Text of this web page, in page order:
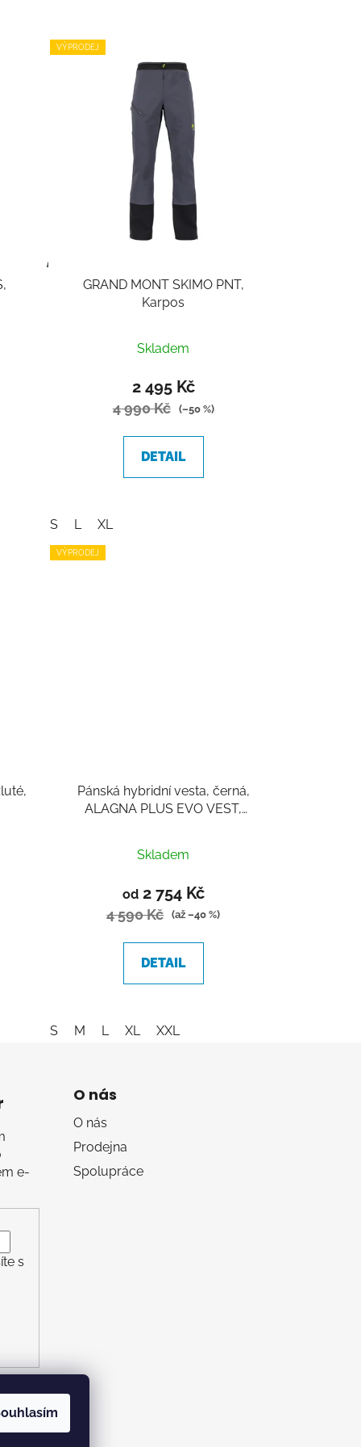
VÝPRODEJ
GRAND MONT SKIMO PNT,
Karpos
Skladem
2 495 Kč
4 990 Kč (–50 %)
DETAIL
S L XL
VÝPRODEJ
Pánská hybridní vesta, černá,
ALAGNA PLUS EVO VEST,
Skladem
od2 754 Kč
4 590 Kč (až –40 %)
DETAIL
S M L XL XXL
e-
s
O nás
O nás
Prodejna
Spolupráce